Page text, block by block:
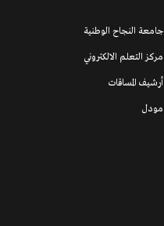
جامعة النجاح الوطنية
مركز التعلم الالكتروني
أرشيف المساقات
مودل